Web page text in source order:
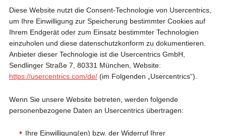
Diese Website nutzt die Consent-Technologie von Usercentrics,
um Ihre Einwilligung zur Speicherung bestimmter Cookies auf
Ihrem Endgerät oder zum Einsatz bestimmter Technologien
einzuholen und diese datenschutzkonform zu dokumentieren.
Anbieter dieser Technologie ist die Usercentrics GmbH,
Sendlinger Straße 7, 80331 München, Website:
https://usercentrics.com/de/(im Folgenden „Usercentrics“).
Wenn Sie unsere Website betreten, werden folgende
personenbezogene Daten an Usercentrics übertragen:
Ihre Einwilligung(en) bzw. der Widerruf Ihrer